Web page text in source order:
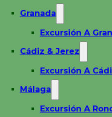
Granada
Excursión A
Cádiz & Jerez
Excursión A
Málaga
Excursión A